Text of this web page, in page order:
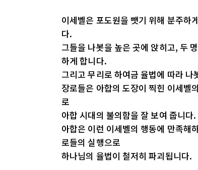
이세벨은 포도원을 뺏기 위해 분주하
다.
그들을 나봇을 높은 곳에 앉히고, 두
하게 합니다.
그리고 무리로 하여금 율법에 따라 나
장로들은 아합의 도장이 찍힌 이세벨
로
아합 시대의 불의함을 잘 보여 줍니
아합은 이런 이세벨의 행동에 만족해
로들의 실행으로
하나님의 율법이 철저히 파괴됩니다.